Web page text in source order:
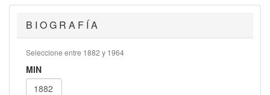
B I O G R A F Í A
Seleccione entre 1882 y 1964
MIN